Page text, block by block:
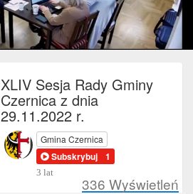
Video
XLIV Sesja Rady Gminy
Czernica z dnia
29.11.2022 r.
Gmina Czernica
Subskrybuj 1
3 lat
336 Wyświetleń